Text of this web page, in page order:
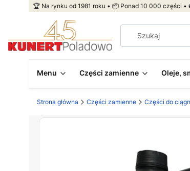
🏆 Na rynku od 1981 roku • 📦 Ponad 10 000 części •
Menu Części zamienne Oleje,
Strona główna Części zamienne Części do